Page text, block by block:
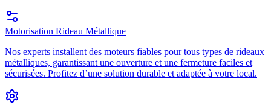
Motorisation Rideau Métallique
Nos experts installent des moteurs fiables pour tous types de rideaux
métalliques, garantissant une ouverture et une fermeture faciles et
sécurisées. Profitez d’une solution durable et adaptée à votre local.